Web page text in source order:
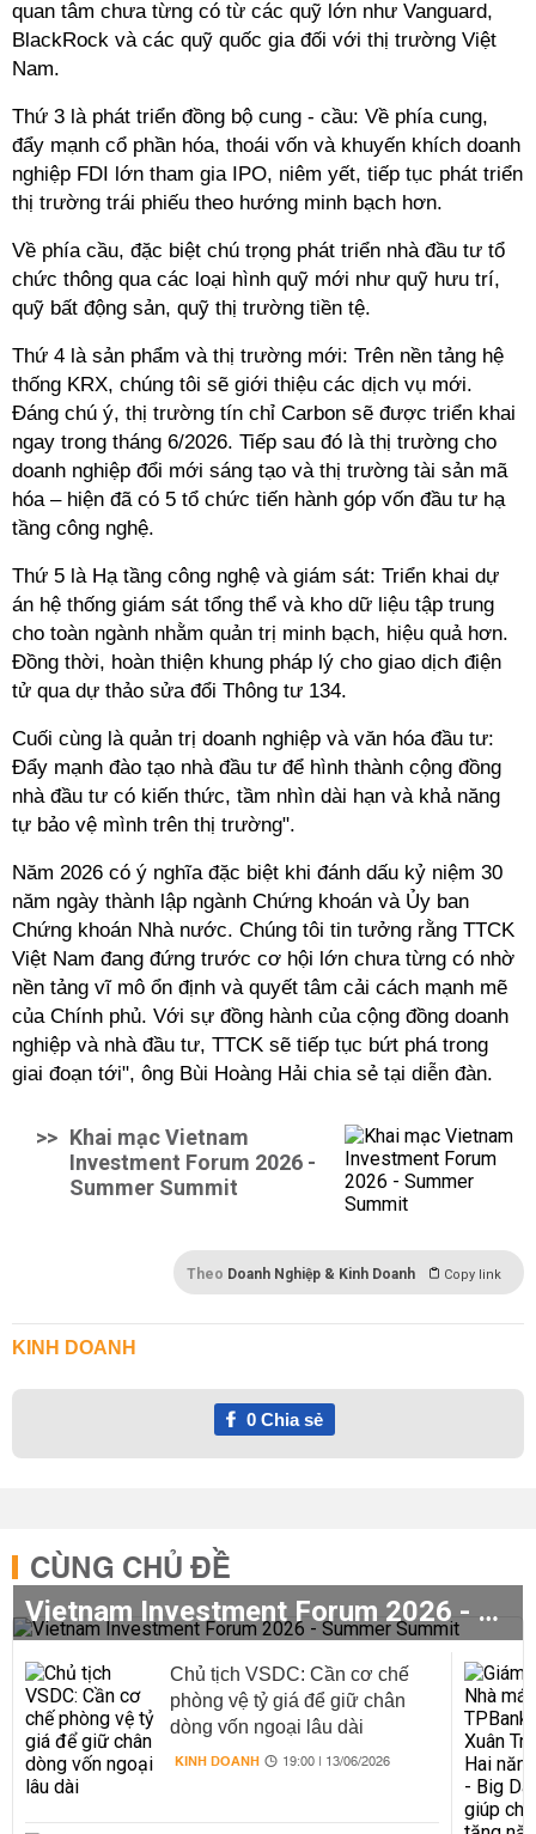
quan tâm chưa từng có từ các quỹ lớn như Vanguard,
BlackRock và các quỹ quốc gia đối với thị trường Việt
Nam.
Thứ 3 là phát triển đồng bộ cung - cầu: Về phía cung,
đẩy mạnh cổ phần hóa, thoái vốn và khuyến khích doanh
nghiệp FDI lớn tham gia IPO, niêm yết, tiếp tục phát triển
thị trường trái phiếu theo hướng minh bạch hơn.
Về phía cầu, đặc biệt chú trọng phát triển nhà đầu tư tổ
chức thông qua các loại hình quỹ mới như quỹ hưu trí,
quỹ bất động sản, quỹ thị trường tiền tệ.
Thứ 4 là sản phẩm và thị trường mới: Trên nền tảng hệ
thống KRX, chúng tôi sẽ giới thiệu các dịch vụ mới.
Đáng chú ý, thị trường tín chỉ Carbon sẽ được triển khai
ngay trong tháng 6/2026. Tiếp sau đó là thị trường cho
doanh nghiệp đổi mới sáng tạo và thị trường tài sản mã
hóa – hiện đã có 5 tổ chức tiến hành góp vốn đầu tư hạ
tầng công nghệ.
Thứ 5 là Hạ tầng công nghệ và giám sát: Triển khai dự
án hệ thống giám sát tổng thể và kho dữ liệu tập trung
cho toàn ngành nhằm quản trị minh bạch, hiệu quả hơn.
Đồng thời, hoàn thiện khung pháp lý cho giao dịch điện
tử qua dự thảo sửa đổi Thông tư 134.
Cuối cùng là quản trị doanh nghiệp và văn hóa đầu tư:
Đẩy mạnh đào tạo nhà đầu tư để hình thành cộng đồng
nhà đầu tư có kiến thức, tầm nhìn dài hạn và khả năng
tự bảo vệ mình trên thị trường".
Năm 2026 có ý nghĩa đặc biệt khi đánh dấu kỷ niệm 30
năm ngày thành lập ngành Chứng khoán và Ủy ban
Chứng khoán Nhà nước. Chúng tôi tin tưởng rằng TTCK
Việt Nam đang đứng trước cơ hội lớn chưa từng có nhờ
nền tảng vĩ mô ổn định và quyết tâm cải cách mạnh mẽ
của Chính phủ. Với sự đồng hành của cộng đồng doanh
nghiệp và nhà đầu tư, TTCK sẽ tiếp tục bứt phá trong
giai đoạn tới", ông Bùi Hoàng Hải chia sẻ tại diễn đàn.
>> Khai mạc Vietnam
Investment Forum 2026 -
Summer Summit
Theo Doanh Nghiệp & Kinh Doanh Copy link
KINH DOANH
0Chia sẻ
CÙNG CHỦ ĐỀ
Vietnam Investment Forum 2026 - Summer Summit
Chủ tịch VSDC: Cần cơ chế
phòng vệ tỷ giá để giữ chân
dòng vốn ngoại lâu dài
KINH DOANH 19:00 | 13/06/2026